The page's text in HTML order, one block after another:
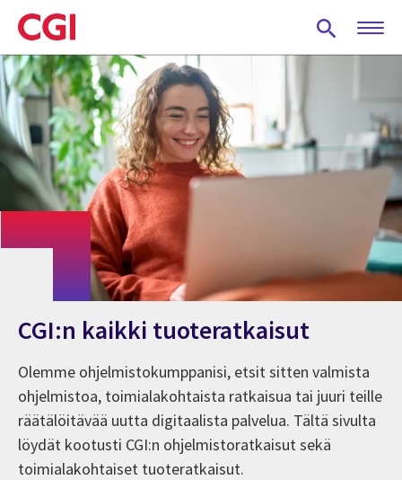
Skip
to
main
content
CGI:n kaikki tuoteratkaisut
Olemme ohjelmistokumppanisi, etsit sitten valmista
ohjelmistoa, toimialakohtaista ratkaisua tai juuri teille
räätälöitävää uutta digitaalista palvelua. Tältä sivulta
löydät kootusti CGI:n ohjelmistoratkaisut sekä
toimialakohtaiset tuoteratkaisut.